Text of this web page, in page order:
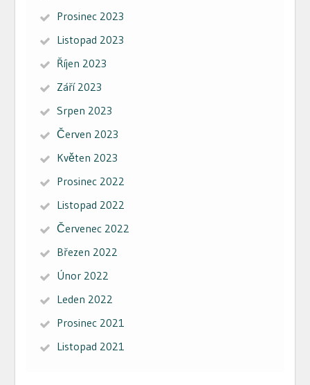
Prosinec 2023
Listopad 2023
Říjen 2023
Září 2023
Srpen 2023
Červen 2023
Květen 2023
Prosinec 2022
Listopad 2022
Červenec 2022
Březen 2022
Únor 2022
Leden 2022
Prosinec 2021
Listopad 2021